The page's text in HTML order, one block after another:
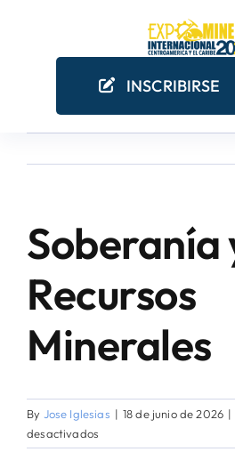
INSCRIBIRSE
¿POR QUÉ PARTICIPAR?
AGENDA TÉCNICO-COMERCIAL
Soberanía
Recursos
Minerales
By Jose Iglesias | 18 de junio de 2026 |
desactivados
Soberanía